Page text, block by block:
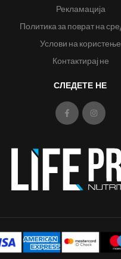
Рекламација
Политика за поврат на
Услови на користење
Контактирај не
СЛЕДЕТЕ НЕ